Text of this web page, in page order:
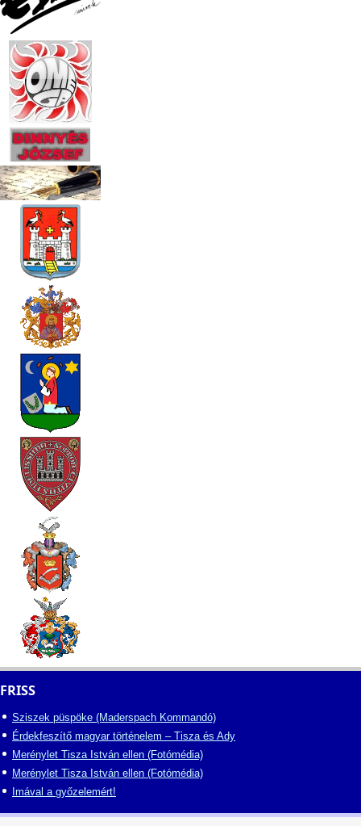
FRISS
Sziszek püspöke (Maderspach Kommandó)
Érdekfeszítő magyar történelem – Tisza és Ady
Merénylet Tisza István ellen (Fotómédia)
Merénylet Tisza István ellen (Fotómédia)
Imával a győzelemért!